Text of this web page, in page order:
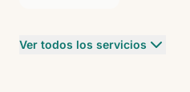
Ver todos los servicios